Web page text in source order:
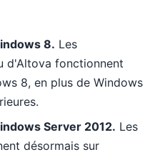
8. Les
d'Altova fonctionnent
8, en plus de Windows
Server 2012. Les
désormais sur